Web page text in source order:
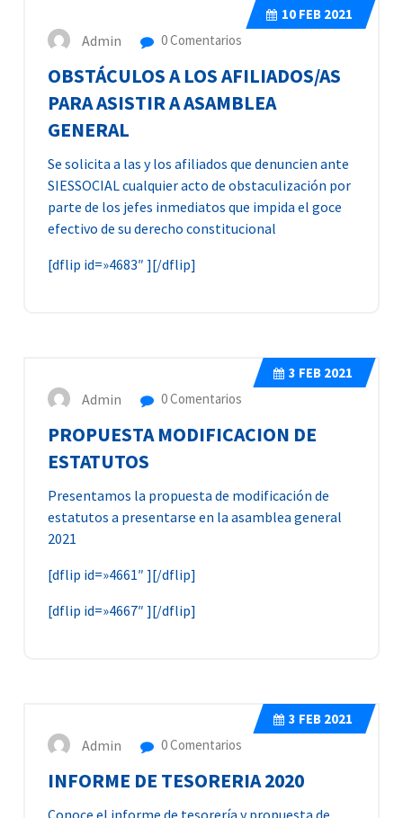
10 FEB 2021
Admin 0 Comentarios
OBSTÁCULOS A LOS AFILIADOS/AS
PARA ASISTIR A ASAMBLEA
GENERAL
Se solicita a las y los afiliados que denuncien ante
SIESSOCIAL cualquier acto de obstaculización por
parte de los jefes inmediatos que impida el goce
efectivo de su derecho constitucional
[dflip id=»4683″ ][/dflip]
3 FEB 2021
Admin 0 Comentarios
PROPUESTA MODIFICACION DE
ESTATUTOS
Presentamos la propuesta de modificación de
estatutos a presentarse en la asamblea general
2021
[dflip id=»4661″ ][/dflip]
[dflip id=»4667″ ][/dflip]
3 FEB 2021
Admin 0 Comentarios
INFORME DE TESORERIA 2020
Conoce el informe de tesorería y propuesta de